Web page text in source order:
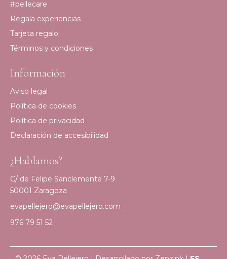
#pellecare
Regala experiencias
Tarjeta regalo
Términos y condiciones
Información
Aviso legal
Política de cookies
Política de privacidad
Declaración de accesibilidad
¿Hablamos?
C/ de Felipe Sanclemente 7-9
50001 Zaragoza
evapellejero@evapellejero.com
976 79 51 52